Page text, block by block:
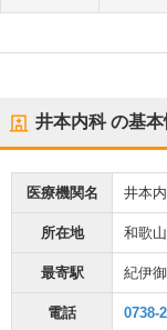
井本内科の基本
医療機関名 井本
所在地 和歌
最寄駅 紀伊
電話 0738-